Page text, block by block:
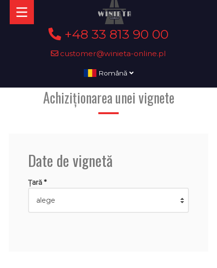
+48 33 813 90 00
customer@winieta-online.pl
Română
Achiziționarea unei vignete
Date de vignetă
Țară *